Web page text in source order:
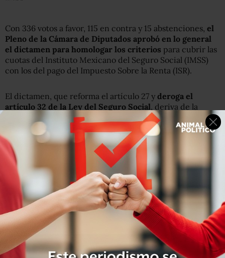
Con 336 votos a favor, 115 en contra y 15 abstenciones, el
Pleno de la Cámara de Diputados aprobó en lo general
el dictamen para homologar los criterios para cubrir las
cuotas del Instituto Mexicano del Seguro Social (IMSS)
con los del pago del Impuesto Sobre la Renta (ISR).
El dictamen, que reforma el artículo 27 y deroga el
artículo 32 de la Ley del Seguro Social, deriva de la
iniciativa presentada el pasado 19 de marzo por el
diputado Sergio Torres Félix (PRI) y tras su discusión en
lo particular será turnado al Senado de la República para
su ratificación.
Dicha reforma
busca hacer compatibles las bases
gravables de las cuotas obrero-patronales y el ISR,
posibilitando con ello una mejor fiscalización de ambas
contribuciones, expone el documento.
Con información de la Cámara de Diputados